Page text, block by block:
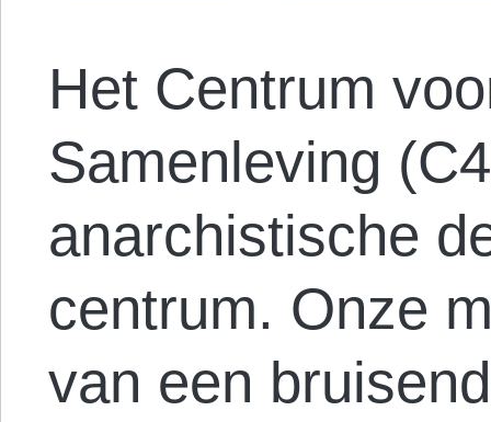
Het Centrum
Samenleving
anarchistische
centrum. Onze
van een